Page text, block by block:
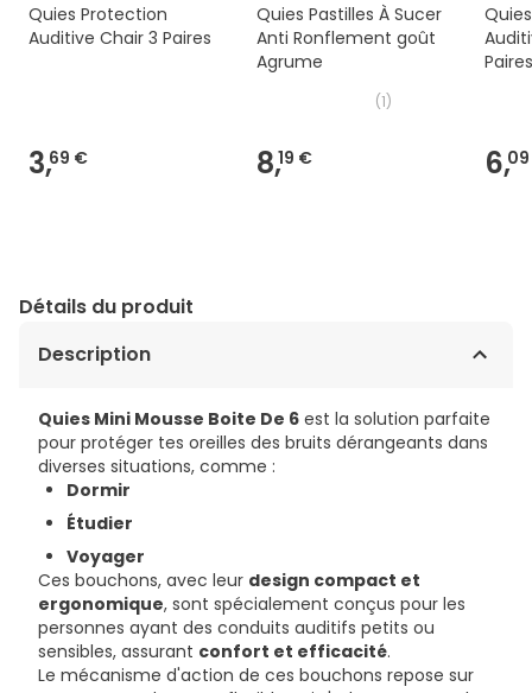
Quies Protection
Auditive Chair 3 Paires
3,69 €
Quies Pastilles À Sucer
Anti Ronflement goût
Agrume
(1)
8,19 €
Paires
6,
Détails du produit
Description
Quies Mini Mousse Boite De 6 est la solution parfaite
pour protéger tes oreilles des bruits dérangeants dans
diverses situations, comme :
Dormir
Étudier
Voyager
Ces bouchons, avec leur design compact et
ergonomique, sont spécialement conçus pour les
personnes ayant des conduits auditifs petits ou
sensibles, assurant confort et efficacité.
Le mécanisme d'action de ces bouchons repose sur